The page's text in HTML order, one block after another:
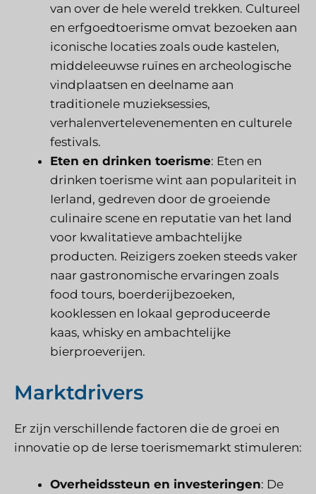
van over de hele wereld trekken. Cultureel
en erfgoedtoerisme omvat bezoeken aan
iconische locaties zoals oude kastelen,
middeleeuwse ruïnes en archeologische
vindplaatsen en deelname aan
traditionele muzieksessies,
verhalenvertelevenementen en culturele
festivals.
Eten en drinken toerisme: Eten en
drinken toerisme wint aan populariteit in
Ierland, gedreven door de groeiende
culinaire scene en reputatie van het land
voor kwalitatieve ambachtelijke
producten. Reizigers zoeken steeds vaker
naar gastronomische ervaringen zoals
food tours, boerderijbezoeken,
kooklessen en lokaal geproduceerde
kaas, whisky en ambachtelijke
bierproeverijen.
Marktdrivers
Er zijn verschillende factoren die de groei en
innovatie op de Ierse toerismemarkt stimuleren:
Overheidssteun en investeringen: De